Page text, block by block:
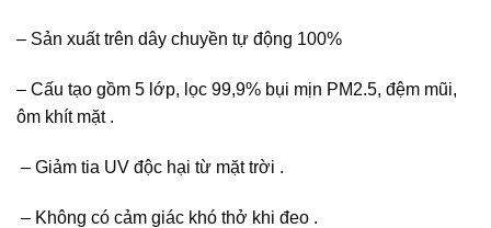
– Sản xuất trên dây chuyền tự động 100%
– Cấu tạo gồm 5 lớp, lọc 99,9% bụi mịn PM2.5, đệm mũi,
ôm khít mặt .
– Giảm tia UV độc hại từ mặt trời .
– Không có cảm giác khó thở khi đeo .